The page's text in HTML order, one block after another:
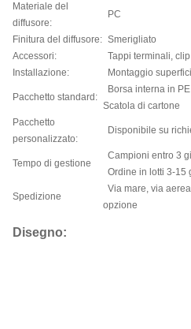
Materiale del
diffusore:
PC
Finitura del diffusore: Smerigliato
Accessori:
Tappi terminali, clip
Installazione:
Montaggio
Pacchetto standard:
Borsa interna in
Scatola di cartone
Pacchetto
personalizzato:
Disponibile su
Tempo di gestione
Campioni entro 3
Ordine in lotti 3-15
Spedizione
Via mare, via
opzione
Disegno: